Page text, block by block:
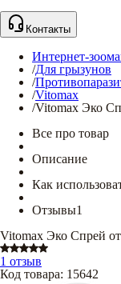
Контакты
Интернет-
/Для грызунов
/
/Vitomax
/Vitomax Эко
Все про товар
Описание
Как
Отзывы1
Vitomax Эко Спрей
1 отзыв
Код товара: 15642